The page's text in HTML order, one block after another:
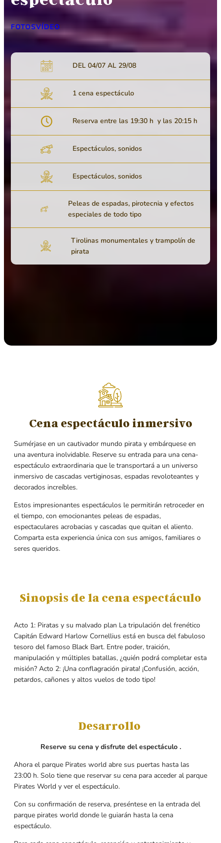
FOTOSVÍDEO
DEL 04/07 AL 29/08
1 cena espectáculo
Reserva entre las 19:30 h y las 20:15 h
Espectáculos, sonidos
Espectáculos, sonidos
Peleas de espadas, pirotecnia y efectos
especiales de todo tipo
Tirolinas monumentales y trampolín de
pirata
Cena espectáculo inmersivo
Sumérjase en un cautivador mundo pirata y embárquese en
una aventura inolvidable. Reserve su entrada para una cena-
espectáculo extraordinaria que le transportará a un universo
inmersivo de cascadas vertiginosas, espadas revoloteantes y
decorados increíbles.
Estos impresionantes espectáculos le permitirán retroceder en
el tiempo, con emocionantes peleas de espadas,
espectaculares acrobacias y cascadas que quitan el aliento.
Comparta esta experiencia única con sus amigos, familiares o
seres queridos.
Sinopsis de la cena espectáculo
Acto 1: Piratas y su malvado plan La tripulación del frenético
Capitán Edward Harlow Cornellius está en busca del fabuloso
tesoro del famoso Black Bart. Entre poder, traición,
manipulación y múltiples batallas, ¿quién podrá completar esta
misión? Acto 2: ¡Una conflagración pirata! ¡Confusión, acción,
petardos, cañones y altos vuelos de todo tipo!
Desarrollo
Reserve su cena y disfrute del espectáculo .
Ahora el parque Pirates world abre sus puertas hasta las
23:00 h. Solo tiene que reservar su cena para acceder al parque
Pirates World y ver el espectáculo.
Con su confirmación de reserva, preséntese en la entrada del
parque pirates world donde le guiarán hasta la cena
espectáculo.